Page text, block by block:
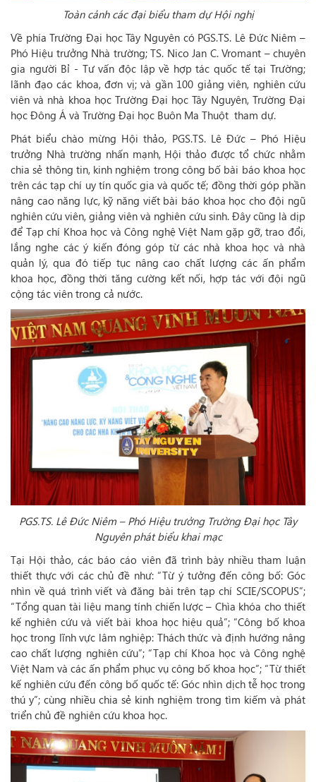
Toàn cảnh các đại biểu tham dự Hội nghị
Về phía Trường Đại học Tây Nguyên có PGS.TS. Lê Đức Niêm –
Phó Hiệu trưởng Nhà trường; TS. Nico Jan C. Vromant – chuyên
gia người Bỉ - Tư vấn độc lập về hợp tác quốc tế tại Trường;
lãnh đạo các khoa, đơn vị; và gần 100 giảng viên, nghiên cứu
viên và nhà khoa học Trường Đại học Tây Nguyên, Trường Đại
học Đông Á và Trường Đại học Buôn Ma Thuột tham dự.
Phát biểu chào mừng Hội thảo, PGS.TS. Lê Đức – Phó Hiệu
trưởng Nhà trường nhấn mạnh, Hội thảo được tổ chức nhằm
chia sẻ thông tin, kinh nghiệm trong công bố bài báo khoa học
trên các tạp chí uy tín quốc gia và quốc tế; đồng thời góp phần
nâng cao năng lực, kỹ năng viết bài báo khoa học cho đội ngũ
nghiên cứu viên, giảng viên và nghiên cứu sinh. Đây cũng là dịp
để Tạp chí Khoa học và Công nghệ Việt Nam gặp gỡ, trao đổi,
lắng nghe các ý kiến đóng góp từ các nhà khoa học và nhà
quản lý, qua đó tiếp tục nâng cao chất lượng các ấn phẩm
khoa học, đồng thời tăng cường kết nối, hợp tác với đội ngũ
cộng tác viên trong cả nước.
PGS.TS. Lê Đức Niêm – Phó Hiệu trưởng Trường Đại học Tây
Nguyên phát biểu khai mạc
Tại Hội thảo, các báo cáo viên đã trình bày nhiều tham luận
thiết thực với các chủ đề như: “Từ ý tưởng đến công bố: Góc
nhìn về quá trình viết và đăng bài trên tạp chí SCIE/SCOPUS”;
“Tổng quan tài liệu mang tính chiến lược – Chìa khóa cho thiết
kế nghiên cứu và viết bài khoa học hiệu quả”; “Công bố khoa
học trong lĩnh vực lâm nghiệp: Thách thức và định hướng nâng
cao chất lượng nghiên cứu”; “Tạp chí Khoa học và Công nghệ
Việt Nam và các ấn phẩm phục vụ công bố khoa học”; “Từ thiết
kế nghiên cứu đến công bố quốc tế: Góc nhìn dịch tễ học trong
thú y”; cùng nhiều chia sẻ kinh nghiệm trong tìm kiếm và phát
triển chủ đề nghiên cứu khoa học.